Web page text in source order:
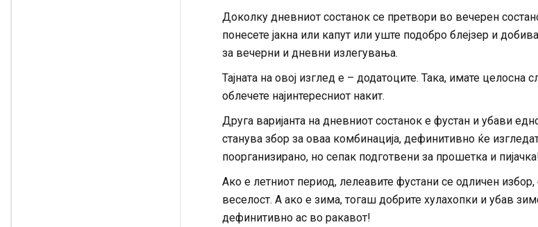
Доколку дневниот состанок се претвори во вечерен
понесете јакна или капут или уште подобро блејзер и
за вечерни и дневни излегувања.
Тајната на овој изглед е – додатоците. Така, имате целосна
облечете најинтересниот накит.
Друга варијанта на дневниот состанок е фустан и убави
станува збор за оваа комбинација, дефинитивно ќе
поорганизирано, но сепак подготвени за прошетка и
Ако е летниот период, лелеавите фустани се одличен избор,
веселост. А ако е зима, тогаш добрите хулахопки и убав
дефинитивно ас во ракавот!